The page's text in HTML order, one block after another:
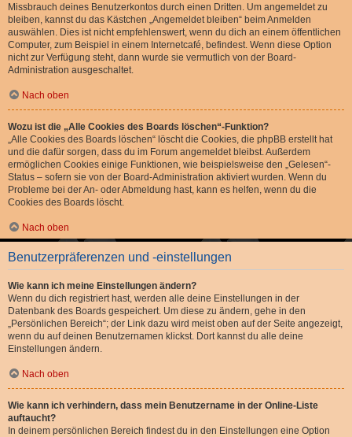
Missbrauch deines Benutzerkontos durch einen Dritten. Um angemeldet zu
bleiben, kannst du das Kästchen „Angemeldet bleiben“ beim Anmelden
auswählen. Dies ist nicht empfehlenswert, wenn du dich an einem öffentlichen
Computer, zum Beispiel in einem Internetcafé, befindest. Wenn diese Option
nicht zur Verfügung steht, dann wurde sie vermutlich von der Board-
Administration ausgeschaltet.
Nach oben
Wozu ist die „Alle Cookies des Boards löschen“-Funktion?
„Alle Cookies des Boards löschen“ löscht die Cookies, die phpBB erstellt hat
und die dafür sorgen, dass du im Forum angemeldet bleibst. Außerdem
ermöglichen Cookies einige Funktionen, wie beispielsweise den „Gelesen“-
Status – sofern sie von der Board-Administration aktiviert wurden. Wenn du
Probleme bei der An- oder Abmeldung hast, kann es helfen, wenn du die
Cookies des Boards löscht.
Nach oben
Benutzerpräferenzen und -einstellungen
Wie kann ich meine Einstellungen ändern?
Wenn du dich registriert hast, werden alle deine Einstellungen in der
Datenbank des Boards gespeichert. Um diese zu ändern, gehe in den
„Persönlichen Bereich“; der Link dazu wird meist oben auf der Seite angezeigt,
wenn du auf deinen Benutzernamen klickst. Dort kannst du alle deine
Einstellungen ändern.
Nach oben
Wie kann ich verhindern, dass mein Benutzername in der Online-Liste
auftaucht?
In deinem persönlichen Bereich findest du in den Einstellungen eine Option